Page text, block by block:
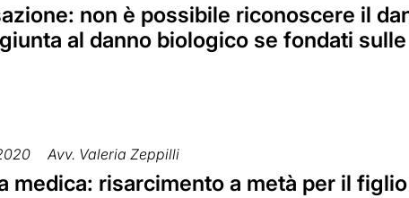
non è possibile riconoscere il
al danno biologico se fondati
Avv. Valeria Zeppilli
medica: risarcimento a metà per il